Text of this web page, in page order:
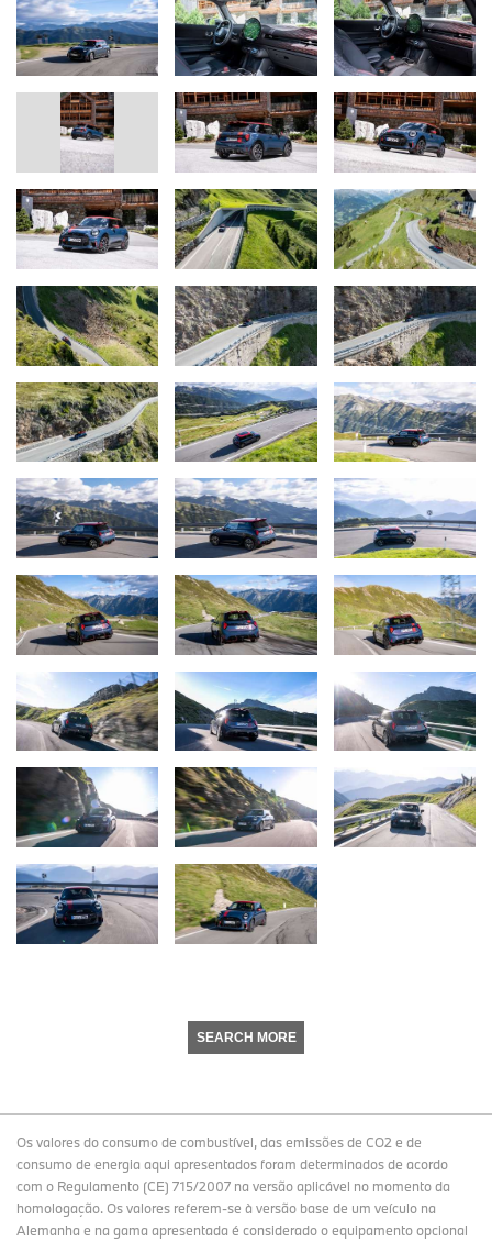
SEARCH MORE
Os valores do consumo de combustível, das emissões de CO2 e de
consumo de energia aqui apresentados foram determinados de acordo
com o Regulamento (CE) 715/2007 na versão aplicável no momento da
homologação. Os valores referem-se à versão base de um veículo na
Alemanha e na gama apresentada é considerado o equipamento opcional